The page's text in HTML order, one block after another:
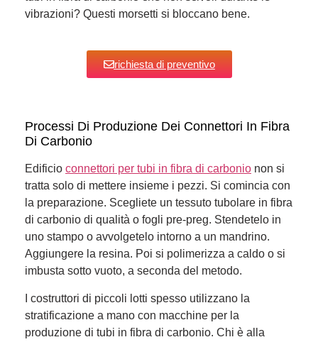
vibrazioni? Questi morsetti si bloccano bene.
richiesta di preventivo
Processi Di Produzione Dei Connettori In Fibra
Di Carbonio
Edificio connettori per tubi in fibra di carbonio non si
tratta solo di mettere insieme i pezzi. Si comincia con
la preparazione. Scegliete un tessuto tubolare in fibra
di carbonio di qualità o fogli pre-preg. Stendetelo in
uno stampo o avvolgetelo intorno a un mandrino.
Aggiungere la resina. Poi si polimerizza a caldo o si
imbusta sotto vuoto, a seconda del metodo.
I costruttori di piccoli lotti spesso utilizzano la
stratificazione a mano con macchine per la
produzione di tubi in fibra di carbonio. Chi è alla